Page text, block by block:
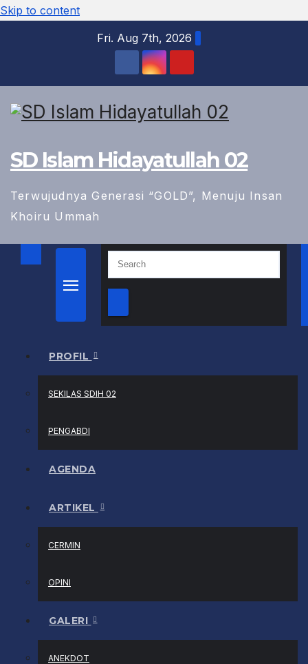
Skip to content
Fri. Aug 7th, 2026
SD Islam Hidayatullah 02
Terwujudnya Generasi “GOLD”, Menuju Insan
Khoiru Ummah
PROFIL
SEKILAS SDIH 02
PENGABDI
AGENDA
ARTIKEL
CERMIN
OPINI
GALERI
ANEKDOT